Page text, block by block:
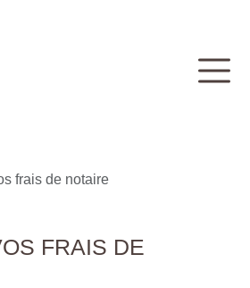
frais de notaire
FRAIS DE